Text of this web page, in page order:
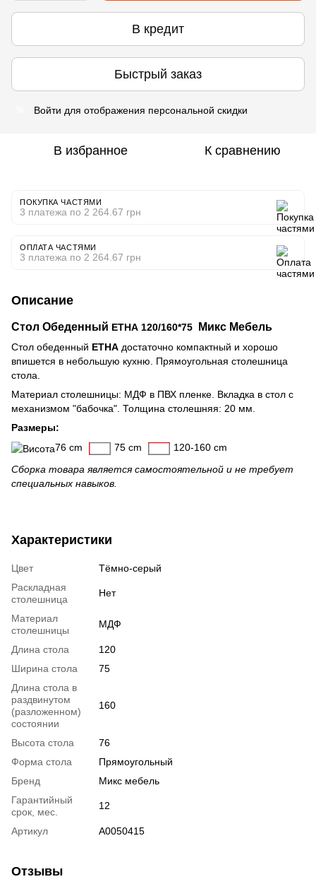
В кредит
Быстрый заказ
Войти для отображения персональной скидки
В избранное К сравнению
ПОКУПКА ЧАСТЯМИ
3 платежа по 2 264.67 грн
ОПЛАТА ЧАСТЯМИ
3 платежа по 2 264.67 грн
Описание
Стол Обеденный ЕТНА 120/160*75 Микс Мебель
Стол обеденный ЕТНА достаточно компактный и хорошо
впишется в небольшую кухню. Прямоугольная столешница
стола.
Материал столешницы: МДФ в ПВХ пленке. Вкладка в стол с
механизмом "бабочка". Толщина столешняя: 20 мм.
Размеры:
76 cm
75 cm
120-160 cm
Сборка товара является самостоятельной и не требует
специальных навыков.
Характеристики
Цвет
Тёмно-серый
Раскладная
столешница
Нет
Материал
столешницы
МДФ
Длина стола
120
Ширина стола
75
Длина стола в
раздвинутом
(разложенном)
состоянии
160
Высота стола
76
Форма стола
Прямоугольный
Бренд
Микс мебель
Гарантийный
срок, мес.
12
Артикул А0050415
Отзывы